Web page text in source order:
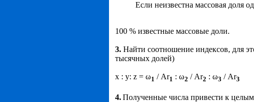
Если неизвестна массовая доля
100 % известные массовые доли.
3. Найти соотношение индексов, для
тысячных долей)
x : y: z = ω1 / Ar1 : ω2 / Ar2 : ω3 / Ar3
4.Полученные числа привести к